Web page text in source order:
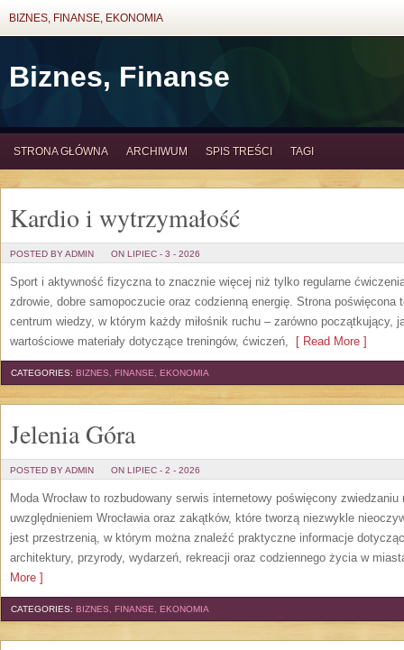
BIZNES, FINANSE, EKONOMIA
Biznes, Finanse
STRONA GŁÓWNA ARCHIWUM SPIS TREŚCI TAGI
Kardio i wytrzymałość
POSTED BY ADMIN ON LIPIEC - 3 - 2026
Sport i aktywność fizyczna to znacznie więcej niż tylko regularne
zdrowie, dobre samopoczucie oraz codzienną energię. Strona poświęcona
centrum wiedzy, w którym każdy miłośnik ruchu – zarówno początkujący,
wartościowe materiały dotyczące treningów, ćwiczeń, [ Read More ]
CATEGORIES: BIZNES, FINANSE, EKONOMIA
Jelenia Góra
POSTED BY ADMIN ON LIPIEC - 2 - 2026
Moda Wrocław to rozbudowany serwis internetowy poświęcony
uwzględnieniem Wrocławia oraz zakątków, które tworzą niezwykle
jest przestrzenią, w którym można znaleźć praktyczne informacje
architektury, przyrody, wydarzeń, rekreacji oraz codziennego życia w
More ]
CATEGORIES: BIZNES, FINANSE, EKONOMIA